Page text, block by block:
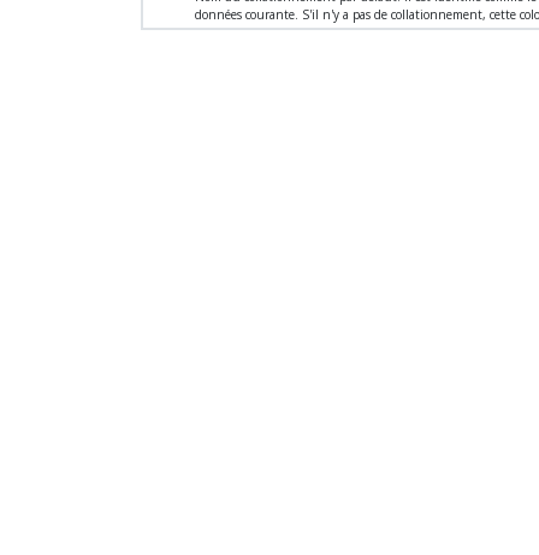
données courante. S'il n'y a pas de collationnement, cette